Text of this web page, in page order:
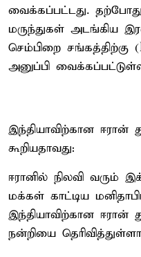
வைக்கப்பட்டது.
மருந்துகள் அடங்கிய
செம்பிறை சங்கத்திற்கு
அனுப்பி
இந்தியாவிற்கான ஈரான்
கூறியதாவது:
ஈரானில் நிலவி வரும்
மக்கள் காட்டிய
இந்தியாவிற்கான ஈரான்
நன்றியை